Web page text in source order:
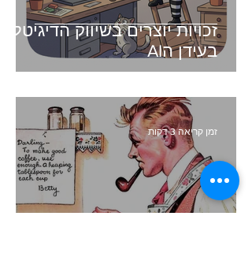
זכויות יוצרים בשיווק הדיגיטלי
בעידן הAI
זמן קריאה 3 דקות